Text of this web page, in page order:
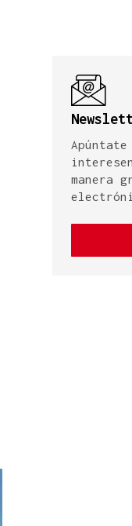
manera